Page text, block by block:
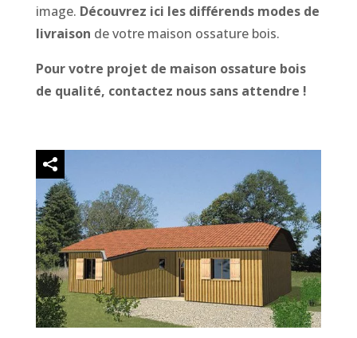
image. Découvrez ici les différends modes de
livraison de votre maison ossature bois.
Pour votre projet de maison ossature bois
de qualité, contactez nous sans attendre !